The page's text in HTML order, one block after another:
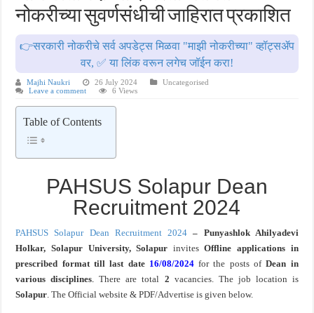
खुशखबर ! रेल्वे मध्ये ४०९८ जुनिअर इंजिनिअर पदांची मोठी भरती ; अर्ज प्रक्रिया सुरु !
नोकरीच्या सुवर्णसंधीची जाहिरात प्रकाशित
👉सरकारी नोकरीचे सर्व अपडेट्स मिळवा "माझी नोकरीच्या" व्हॉट्सॲप
वर, ✅ या लिंक वरून लगेच जॉईन करा!
Majhi Naukri 26 July 2024
Uncategorised
Leave a comment
6 Views
Table of Contents
PAHSUS Solapur Dean
Recruitment 2024
PAHSUS Solapur Dean Recruitment 2024 – Punyashlok Ahilyadevi
Holkar, Solapur University, Solapur invitesOffline applications in
prescribed format till last date 16/08/2024for the posts ofDean in
various disciplines. There are total 2 vacancies. The job location is
Solapur. The Official website & PDF/Advertise is given below.